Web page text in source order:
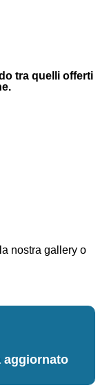
tra quelli offerti
nostra gallery o
aggiornato